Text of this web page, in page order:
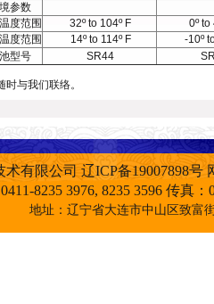
参数
度范围
32º to 104º F
0º to
度范围
14º to 114º F
-10º
型号
SR44
时与我们联络。
术有限公司 辽ICP备19007898号
8235 3976, 8235 3596 传真
地址：辽宁省大连市中山区致富